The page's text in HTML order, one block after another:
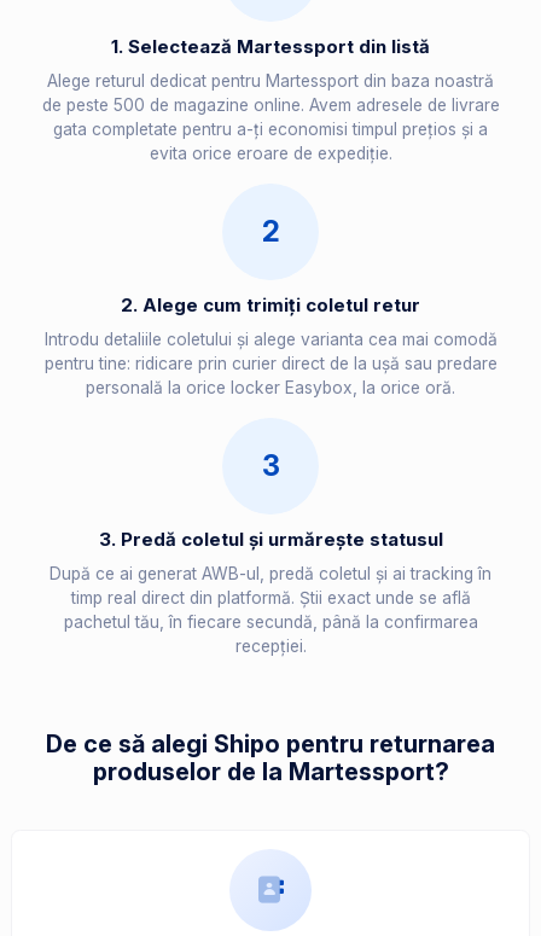
1. Selectează Martessport din listă
Alege returul dedicat pentru Martessport din baza noastră
de peste 500 de magazine online. Avem adresele de livrare
gata completate pentru a-ți economisi timpul prețios și a
evita orice eroare de expediție.
2
2. Alege cum trimiți coletul retur
Introdu detaliile coletului și alege varianta cea mai comodă
pentru tine: ridicare prin curier direct de la ușă sau predare
personală la orice locker Easybox, la orice oră.
3
3. Predă coletul și urmărește statusul
După ce ai generat AWB-ul, predă coletul și ai tracking în
timp real direct din platformă. Știi exact unde se află
pachetul tău, în fiecare secundă, până la confirmarea
recepției.
De ce să alegi Shipo pentru returnarea
produselor de la Martessport?